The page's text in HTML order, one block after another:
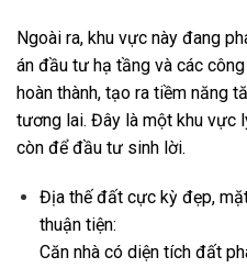
Ngoài ra, khu vực này đang
án đầu tư hạ tầng và các
hoàn thành, tạo ra tiềm năng
tương lai. Đây là một khu vực
còn để đầu tư sinh lời.
Địa thế đất cực kỳ đẹp,
thuận tiện:
Căn nhà có diện tích đất